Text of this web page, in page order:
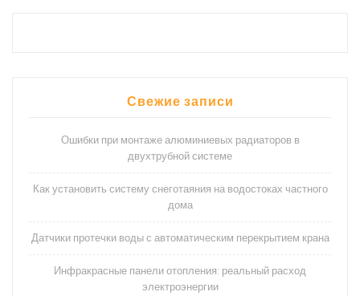
Свежие записи
Ошибки при монтаже алюминиевых радиаторов в
двухтрубной системе
Как установить систему снеготаяния на водостоках частного
дома
Датчики протечки воды с автоматическим перекрытием крана
Инфракрасные панели отопления: реальный расход
электроэнергии